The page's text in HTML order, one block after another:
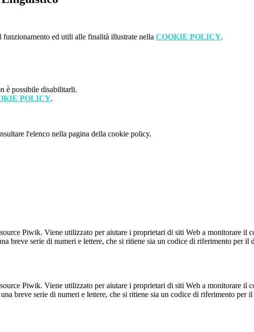
ed utili alle finalità illustrate nella COOKIE POLICY.
è possibile disabilitarli.
POLICY.
l'elenco nella pagina della cookie policy.
Piwik. Viene utilizzato per aiutare i proprietari di siti Web a monitorare il
breve serie di numeri e lettere, che si ritiene sia un codice di riferimento per il
Piwik. Viene utilizzato per aiutare i proprietari di siti Web a monitorare il
breve serie di numeri e lettere, che si ritiene sia un codice di riferimento per